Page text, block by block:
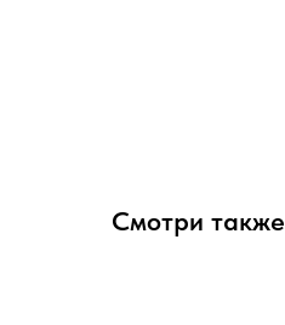
Смотри также